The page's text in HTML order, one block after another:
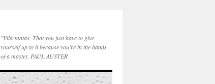
"Vila-matas. That you just have to give
yourself up to it because you’re in the hands
of a master. PAUL AUSTER